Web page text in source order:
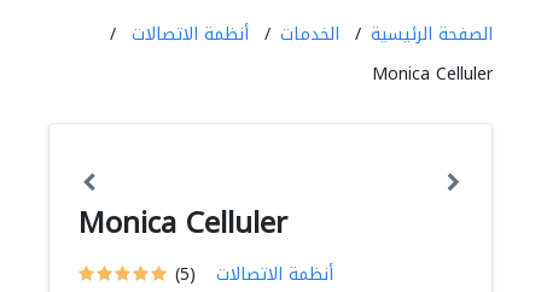
الصفحة الرئيسية الخدمات
أنظمة الاتصالات
Monica Celluler
Monica Celluler
(5) أنظمة الاتصالات